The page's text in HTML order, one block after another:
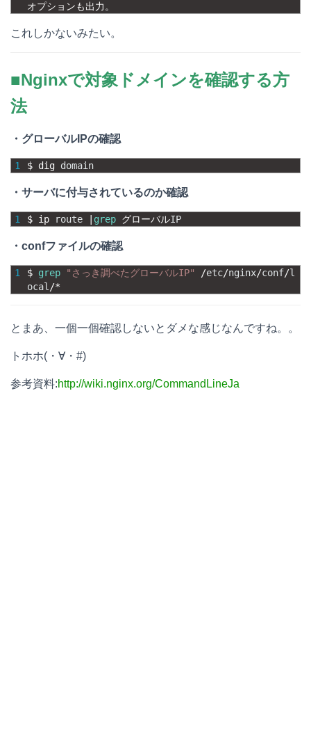
オプションも出力。
これしかないみたい。
■Nginxで対象ドメインを確認する方
法
・グローバルIPの確認
1 $ dig domain
・サーバに付与されているのか確認
1 $ ip route grep グローバルIP
・confファイルの確認
1 $ grep "さっき調べたグローバルIP" /etc/nginx/conf/l
ocal/*
とまあ、一個一個確認しないとダメな感じなんですね。。
トホホ(・∀・#)
参考資料:http://wiki.nginx.org/CommandLineJa